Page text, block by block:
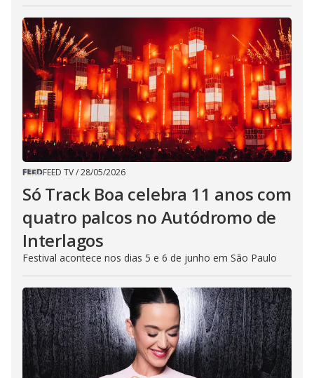
FEED TV/28/05/2026
Só Track Boa celebra 11 anos com
quatro palcos no Autódromo de
Interlagos
Festival acontece nos dias 5 e 6 de junho em São Paulo